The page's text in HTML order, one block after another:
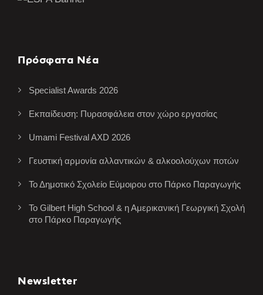
Πρόσφατα Νέα
Specialist Awards 2026
Εκπαίδευση: Πυρασφάλεια στον χώρο εργασίας
Umami Festival AXD 2026
Γευστική αρμονία αλλαντικών & αλκοολούχων ποτών
Το Δημοτικό Σχολείο Εύμοιρου στο Πάρκο Παραγωγής
Το Gilbert High School & η Αμερικανική Γεωργική Σχολή
στο Πάρκο Παραγωγής
Newsletter